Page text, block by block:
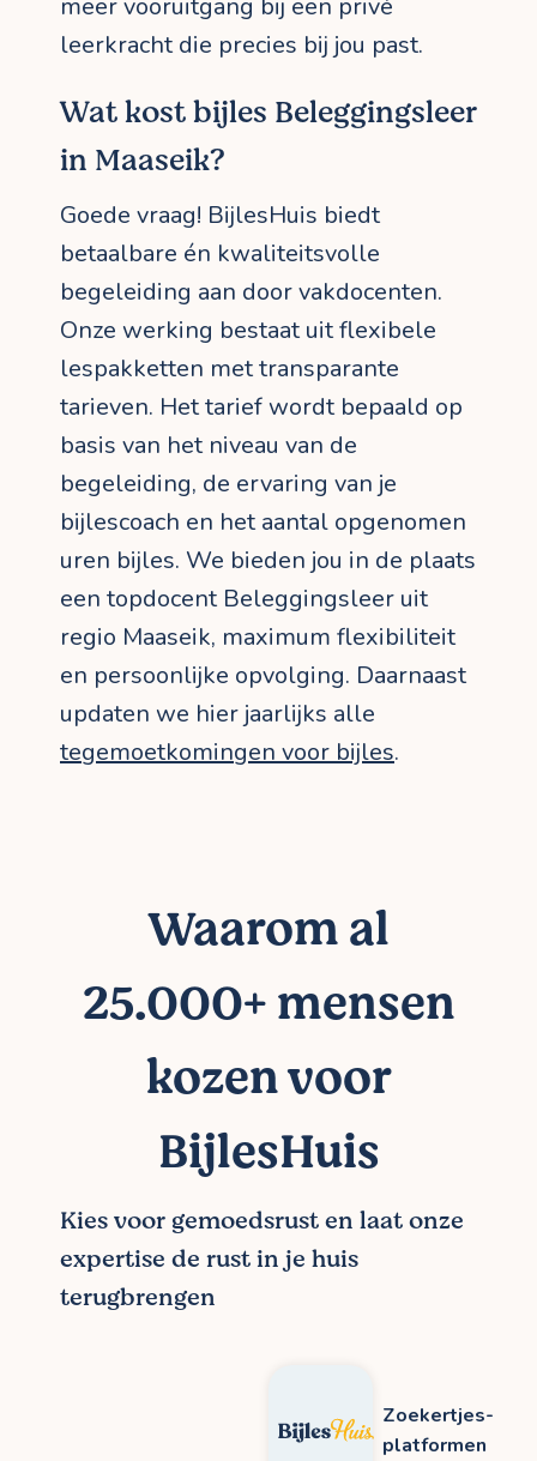
meer vooruitgang bij een privé
leerkracht die precies bij jou past.
Wat kost bijles Beleggingsleer
in Maaseik?
Goede vraag! BijlesHuis biedt
betaalbare én kwaliteitsvolle
begeleiding aan door vakdocenten.
Onze werking bestaat uit flexibele
lespakketten met transparante
tarieven. Het tarief wordt bepaald op
basis van het niveau van de
begeleiding, de ervaring van je
bijlescoach en het aantal opgenomen
uren bijles. We bieden jou in de plaats
een topdocent Beleggingsleer uit
regio Maaseik, maximum flexibiliteit
en persoonlijke opvolging. Daarnaast
updaten we hier jaarlijks alle
tegemoetkomingen voor bijles.
Waarom al
25.000+ mensen
kozen voor
BijlesHuis
Kies voor gemoedsrust en laat onze
expertise de rust in je huis
terugbrengen
Zoekertjes-
platformen